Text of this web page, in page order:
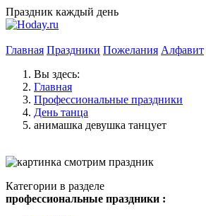
Праздник каждый день
Главная Праздники Пожелания Алфавит
Вы здесь:
Главная
Профессиональные праздники
День танца
анимашка девушка танцует
Категории в разделе
профессиональные праздники :